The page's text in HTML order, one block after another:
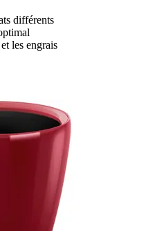
différents
les engrais